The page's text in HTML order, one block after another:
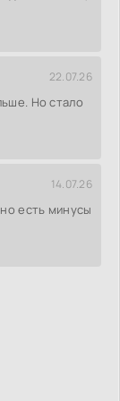
22.07.26
Но стало
14.07.26
есть минусы